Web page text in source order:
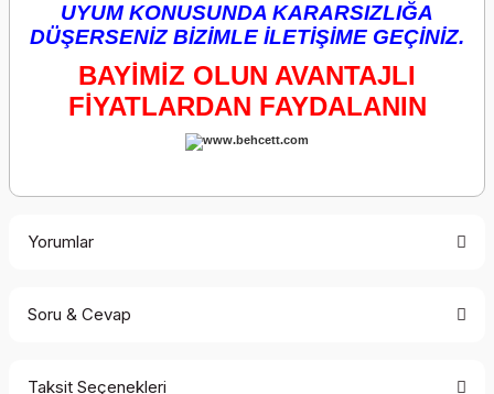
UYUM KONUSUNDA KARARSIZLIĞA
DÜŞERSENİZ BİZİMLE İLETİŞİME GEÇİNİZ.
BAYİMİZ OLUN AVANTAJLI
FİYATLARDAN FAYDALANIN
Yorumlar
Soru & Cevap
Taksit Seçenekleri